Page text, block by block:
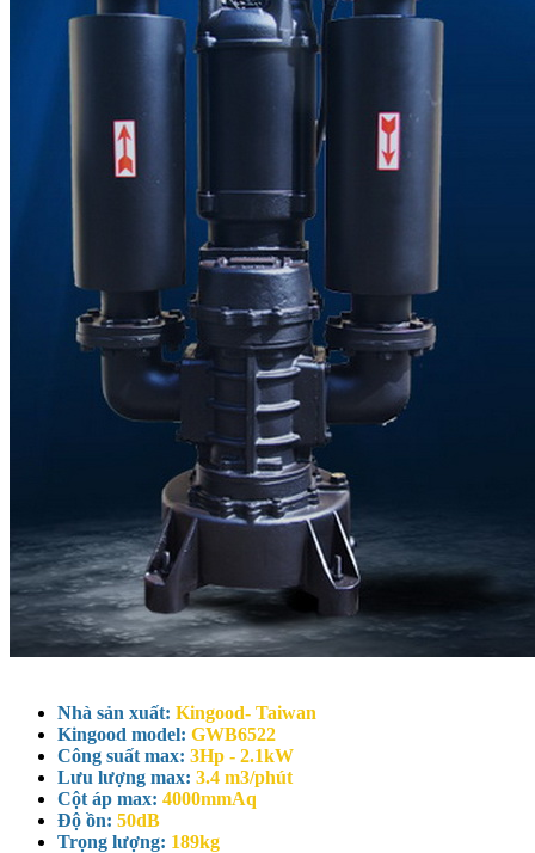
Nhà sản xuất: Kingood- Taiwan
Kingood model: GWB6522
Công suất max: 3Hp - 2.1kW
Lưu lượng max: 3.4 m3/phút
Cột áp max: 4000mmAq
Độ ồn: 50dB
Trọng lượng: 189kg